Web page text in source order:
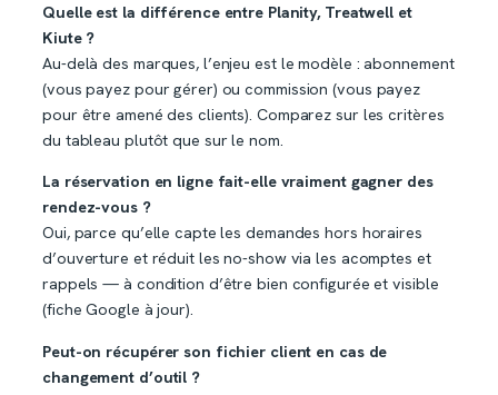
Quelle est la différence entre Planity, Treatwell et
Kiute ?
Au-delà des marques, l’enjeu est le modèle : abonnement
(vous payez pour gérer) ou commission (vous payez
pour être amené des clients). Comparez sur les critères
du tableau plutôt que sur le nom.
La réservation en ligne fait-elle vraiment gagner des
rendez-vous ?
Oui, parce qu’elle capte les demandes hors horaires
d’ouverture et réduit les no-show via les acomptes et
rappels — à condition d’être bien configurée et visible
(fiche Google à jour).
Peut-on récupérer son fichier client en cas de
changement d’outil ?